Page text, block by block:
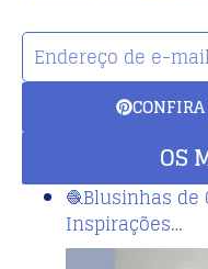
OS
🧶Blusinhas de
Inspirações…